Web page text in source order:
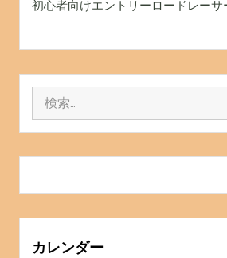
初心者向けエントリーロードレー
カレンダー